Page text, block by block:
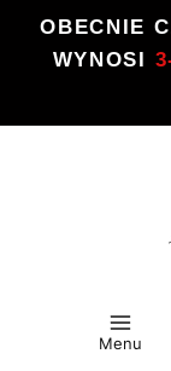
OBECNIE
WYNOSI
Menu